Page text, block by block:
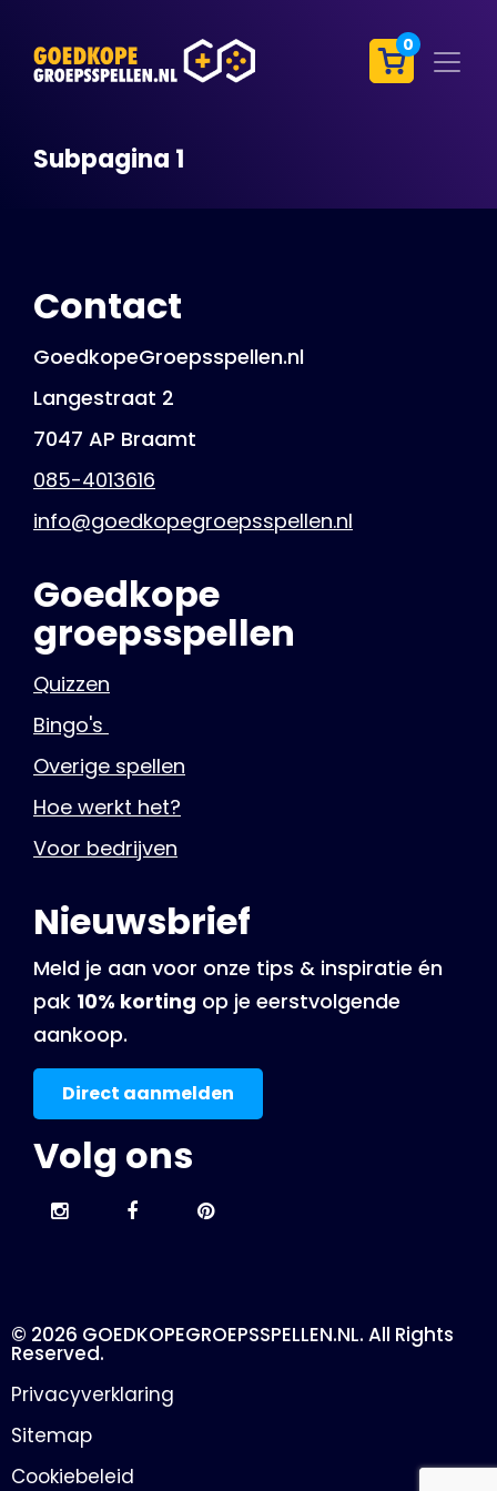
0
Subpagina 1
Contact
GoedkopeGroepsspellen.nl
Langestraat 2
7047 AP Braamt
085-4013616
info@goedkopegroepsspellen.nl
Goedkope
groepsspellen
Quizzen
Bingo's
Overige spellen
Hoe werkt het?
Voor bedrijven
Nieuwsbrief
Meld je aan voor onze tips & inspiratie én
pak 10% korting op je eerstvolgende
aankoop.
Direct aanmelden
Volg ons
© 2026 GOEDKOPEGROEPSSPELLEN.NL. All Rights
Reserved.
Privacyverklaring
Sitemap
Cookiebeleid